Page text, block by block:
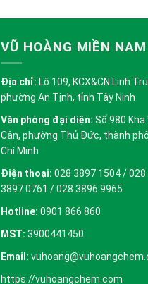
VŨ HOÀNG MIỀN NAM
Địa chỉ: Lô 109, KCX&CN Linh
phường An Tịnh, tỉnh Tây Ninh
Văn phòng đại diện: Số 980 Kha
Cân, phường Thủ Đức, thành
Chí Minh
Điện thoại: 028 3897 1504 / 028
3897 0761 / 028 3896 9965
Hotline: 0901 866 860
MST: 3900441450
Email:
https://vuhoangchem.com